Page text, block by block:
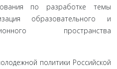
по разработке темы
образовательного и
пространства
политики Российской